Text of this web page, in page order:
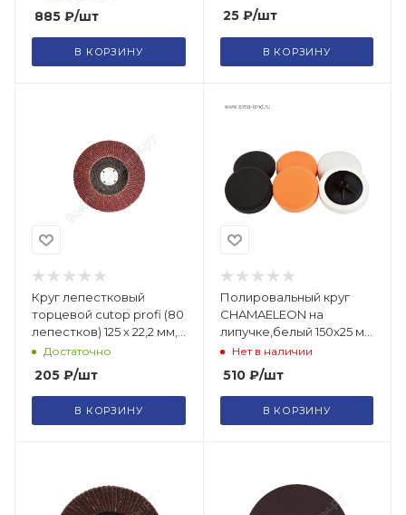
885 ₽/шт
В КОРЗИНУ
25₽/шт
В КОРЗИНУ
Круг лепестковый
торцевой cutop profi (80
лепестков) 125 х 22,2 мм,
Р40/70-12540
Достаточно
205 ₽/шт
В КОРЗИНУ
Полировальный круг
CHAMAELEON на
липучке,белый 150х25 мм
жесткий 3424414
Нет в наличии
510₽/шт
В КОРЗИНУ